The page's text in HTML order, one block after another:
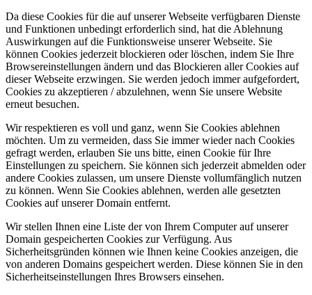
Da diese Cookies für die auf unserer Webseite verfügbaren Dienste
und Funktionen unbedingt erforderlich sind, hat die Ablehnung
Auswirkungen auf die Funktionsweise unserer Webseite. Sie
können Cookies jederzeit blockieren oder löschen, indem Sie Ihre
Browsereinstellungen ändern und das Blockieren aller Cookies auf
dieser Webseite erzwingen. Sie werden jedoch immer aufgefordert,
Cookies zu akzeptieren / abzulehnen, wenn Sie unsere Website
erneut besuchen.
Wir respektieren es voll und ganz, wenn Sie Cookies ablehnen
möchten. Um zu vermeiden, dass Sie immer wieder nach Cookies
gefragt werden, erlauben Sie uns bitte, einen Cookie für Ihre
Einstellungen zu speichern. Sie können sich jederzeit abmelden oder
andere Cookies zulassen, um unsere Dienste vollumfänglich nutzen
zu können. Wenn Sie Cookies ablehnen, werden alle gesetzten
Cookies auf unserer Domain entfernt.
Wir stellen Ihnen eine Liste der von Ihrem Computer auf unserer
Domain gespeicherten Cookies zur Verfügung. Aus
Sicherheitsgründen können wie Ihnen keine Cookies anzeigen, die
von anderen Domains gespeichert werden. Diese können Sie in den
Sicherheitseinstellungen Ihres Browsers einsehen.